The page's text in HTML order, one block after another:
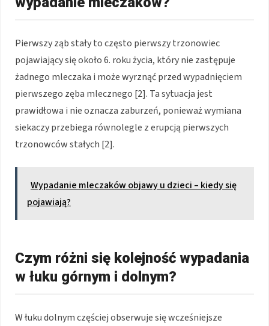
Pierwszy ząb stały to często pierwszy trzonowiec
pojawiający się około 6. roku życia, który nie zastępuje
żadnego mleczaka i może wyrznąć przed wypadnięciem
pierwszego zęba mlecznego [2]. Ta sytuacja jest
prawidłowa i nie oznacza zaburzeń, ponieważ wymiana
siekaczy przebiega równolegle z erupcją pierwszych
trzonowców stałych [2].
Wypadanie mleczaków objawy u dzieci – kiedy się
pojawiają?
Czym różni się kolejność wypadania
w łuku górnym i dolnym?
W łuku dolnym częściej obserwuje się wcześniejsze